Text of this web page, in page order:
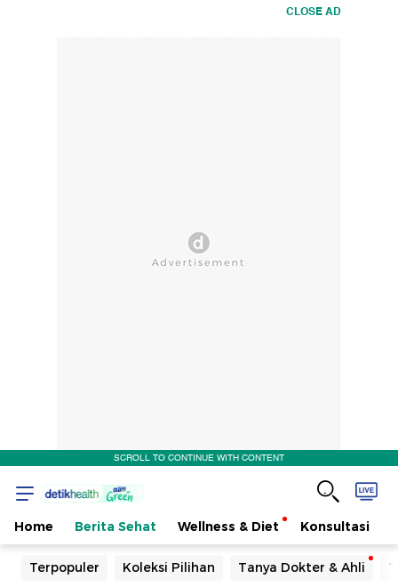
CLOSE AD
SCROLL TO CONTINUE WITH CONTENT
Home Berita Sehat Wellness & Diet Konsultasi
Terpopuler Koleksi Pilihan Tanya Dokter & Ahli